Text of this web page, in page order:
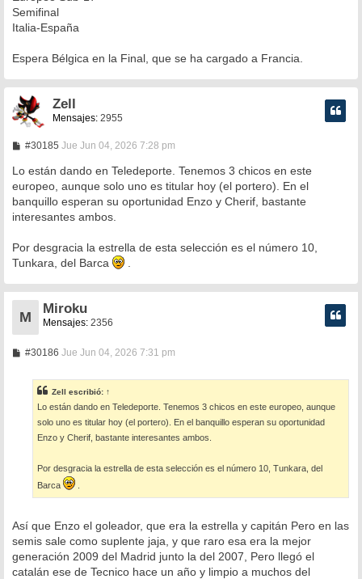
a
j
Semifinal
Italia-España
Espera Bélgica en la Final, que se ha cargado a Francia.
Zell
Mensajes: 2955
#30185M
n
a
j
e
Jue Jun 04, 2026 7:28 pm
Lo están dando en Teledeporte. Tenemos 3 chicos en este
europeo, aunque solo uno es titular hoy (el portero). En el
banquillo esperan su oportunidad Enzo y Cherif, bastante
interesantes ambos.
Por desgracia la estrella de esta selección es el número 10,
Tunkara, del Barca
M
Miroku
Mensajes: 2356
#30186M
a
j
e
Jue Jun 04, 2026 7:31 pm
Zell escribió: ↑
Lo están dando en Teledeporte. Tenemos 3 chicos en este europeo, aunque
solo uno es titular hoy (el portero). En el banquillo esperan su oportunidad
Enzo y Cherif, bastante interesantes ambos.
Por desgracia la estrella de esta selección es el número 10, Tunkara, del
Barca
Así que Enzo el goleador, que era la estrella y capitán Pero en las
semis sale como suplente jaja, y que raro esa era la mejor
generación 2009 del Madrid junto la del 2007, Pero llegó el
catalán ese de Tecnico hace un año y limpio a muchos del